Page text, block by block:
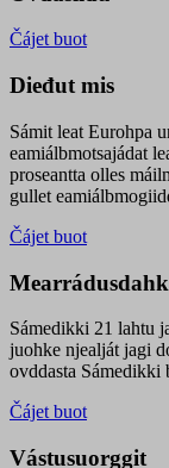
Čájet buot
Dieđut mis
Sámit leat Eurohpa
eamiálbmotsajádat
proseantta olles
gullet
Čájet buot
Sámedikki 21 lahtu
juohke njealját jagi
ovddasta Sámedikki
Čájet buot
Vástusuorggit